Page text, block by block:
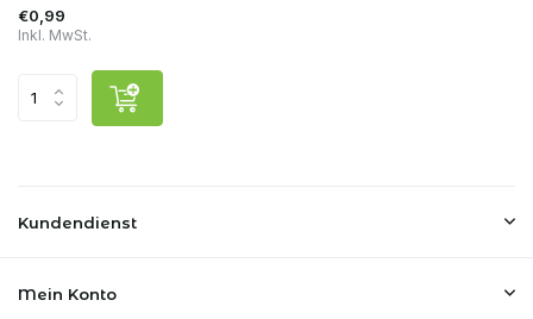
€0,99
Inkl. MwSt.
Kundendienst
Mein Konto